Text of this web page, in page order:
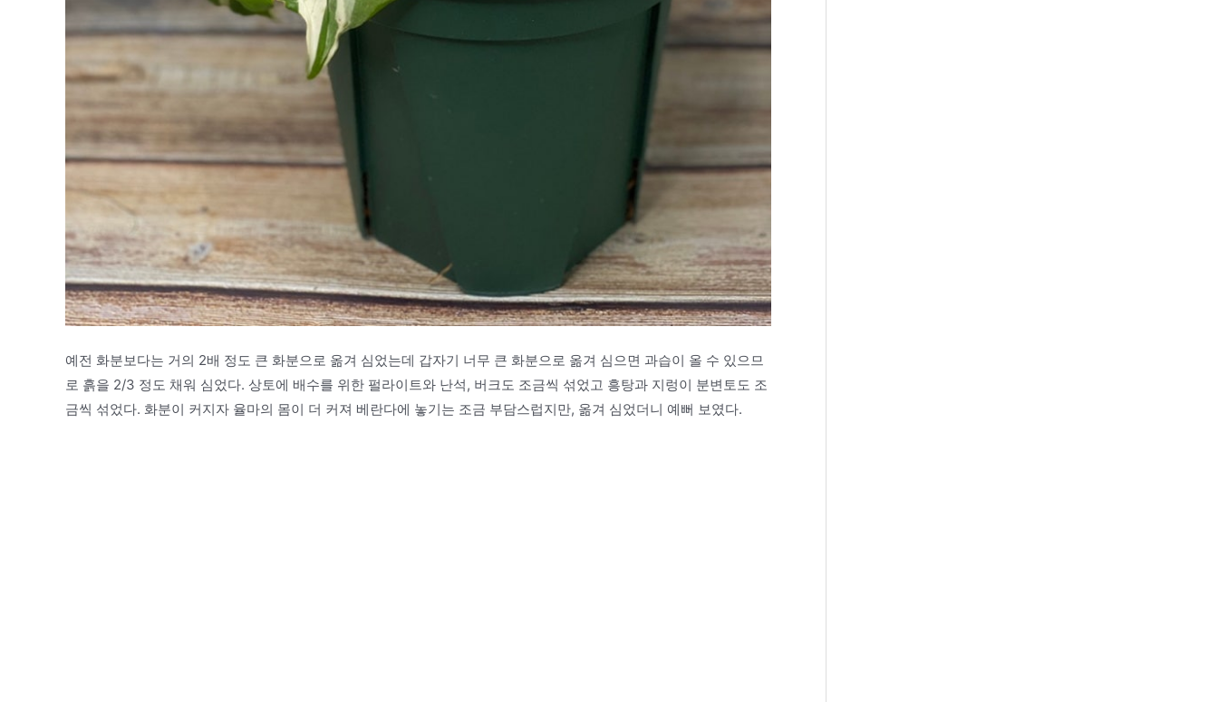
예전 화분보다는 거의 2배 정도 큰 화분으로 옮겨 심었는데 갑자기 너무 큰 화분으로 옮겨 심으면 과습이 올 수 있으므
로 흙을 2/3 정도 채워 심었다. 상토에 배수를 위한 펄라이트와 난석, 버크도 조금씩 섞었고 흥탕과 지렁이 분변토도 조
금씩 섞었다. 화분이 커지자 율마의 몸이 더 커져 베란다에 놓기는 조금 부담스럽지만, 옮겨 심었더니 예뻐 보였다.